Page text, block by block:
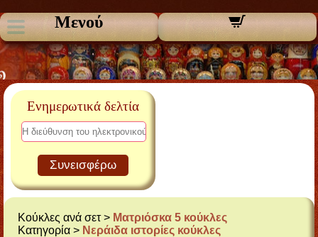
Μενού
Ενημερωτικά δελτία
Συνεισφέρω
Κούκλες ανά σετ > Ματριόσκα 5 κούκλες
Κατηγορία > Νεράιδα ιστορίες κούκλες